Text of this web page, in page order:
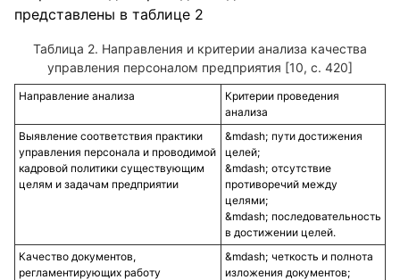
представлены в таблице 2
Направления и критерии анализа качества
управления персоналом предприятия [10, с. 420]
Направление анализа
Критерии проведения
анализа
Выявление соответствия практики
управления персонала и проводимой
кадровой политики существующим
целям и задачам предприятии
пути достижения
целей;
отсутствие
противоречий между
целями;
последовательность
в достижении целей.
Качество документов,
регламентирующих работу
четкость и полнота
изложения документов;